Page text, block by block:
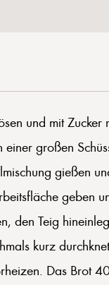
und mit
großen
gießen
geben
den Teig
kurz
Das Brot